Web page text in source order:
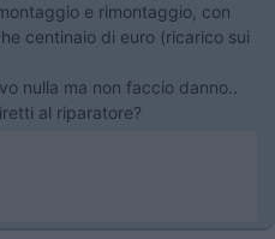
e rimontaggio, con
centinaio di euro (ricarico sui
nulla ma non faccio danno..
al riparatore?